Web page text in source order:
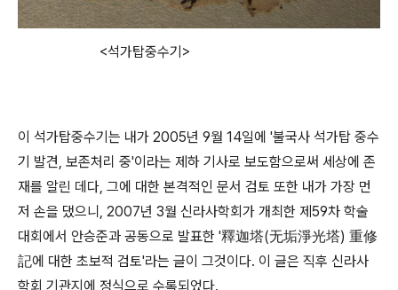
<석가탑중수기>
이 석가탑중수기는 내가 2005년 9월 14일에 '불국사 석가탑 중수
기 발견, 보존처리 중'이라는 제하 기사로 보도함으로써 세상에 존
재를 알린 데다, 그에 대한 본격적인 문서 검토 또한 내가 가장 먼
저 손을 댔으니, 2007년 3월 신라사학회가 개최한 제59차 학술
대회에서 안승준과 공동으로 발표한 '釋迦塔(无垢淨光塔) 重修
記에 대한 초보적 검토'라는 글이 그것이다. 이 글은 직후 신라사
학회 기관지에 정식으로 수록되었다.